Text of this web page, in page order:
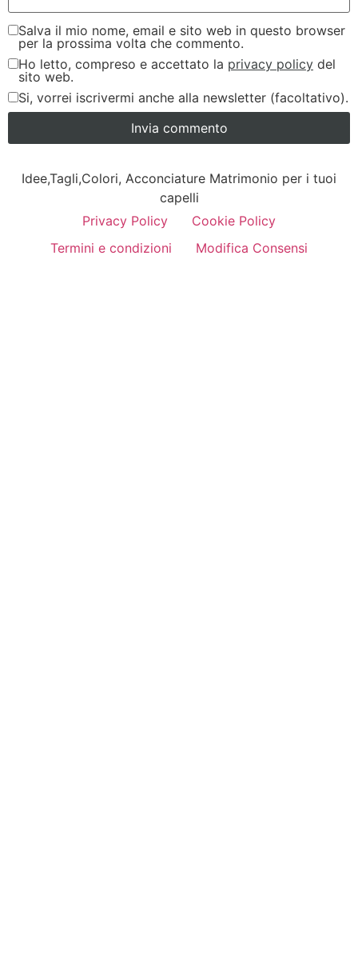
Salva il mio nome, email e sito web in questo browser
per la prossima volta che commento.
Ho letto, compreso e accettato la privacy policy del
sito web.
Si, vorrei iscrivermi anche alla newsletter (facoltativo).
Idee,Tagli,Colori, Acconciature Matrimonio per i tuoi
capelli
Privacy Policy
Cookie Policy
Termini e condizioni
Modifica Consensi